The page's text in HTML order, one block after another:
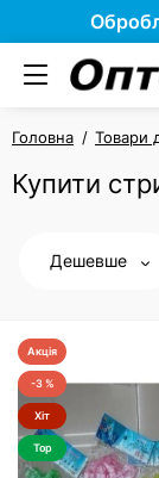
Головна Товари
Купити
Дешевше
Акція
-3 %
Хіт
Top